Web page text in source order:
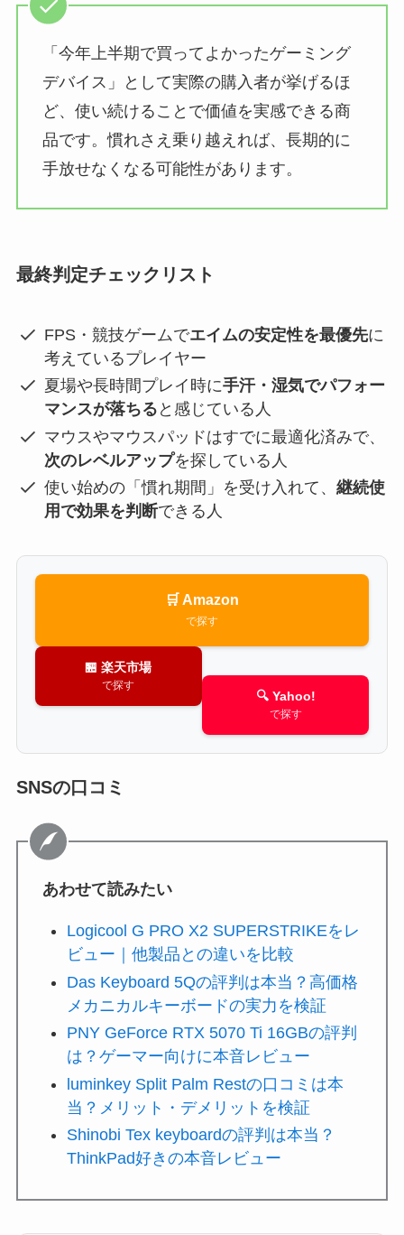
「今年上半期で買ってよかったゲーミング
デバイス」として実際の購入者が挙げるほ
ど、使い続けることで価値を実感できる商
品です。慣れさえ乗り越えれば、長期的に
手放せなくなる可能性があります。
最終判定チェックリスト
FPS・競技ゲームでエイムの安定性を最優先に
考えているプレイヤー
夏場や長時間プレイ時に手汗・湿気でパフォー
マンスが落ちる と感じている人
マウスやマウスパッドはすでに最適化済みで、
次のレベルアップを探している人
使い始めの「慣れ期間」を受け入れて、継続使
用で効果を判断できる人
🛒 Amazon
で探す
🏪 楽天市場
で探す
🔍 Yahoo!
で探す
SNSの口コミ
あわせて読みたい
Logicool G PRO X2 SUPERSTRIKEをレ
ビュー｜他製品との違いを比較
Das Keyboard 5Qの評判は本当？高価格
メカニカルキーボードの実力を検証
PNY GeForce RTX 5070 Ti 16GBの評判
は？ゲーマー向けに本音レビュー
luminkey Split Palm Restの口コミは本
当？メリット・デメリットを検証
Shinobi Tex keyboardの評判は本当？
ThinkPad好きの本音レビュー